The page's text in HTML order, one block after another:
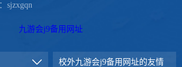
sjzxgqn
九游会j9备用网址
校外九游会j9备用网址的友情